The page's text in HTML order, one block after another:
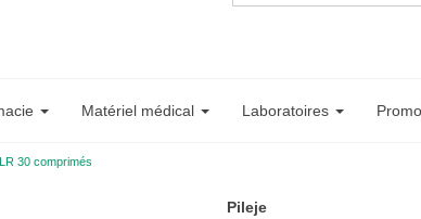
Matériel médical Laboratoires
30 comprimés
Pileje